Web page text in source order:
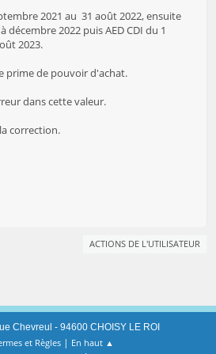
2021 au 31 août 2022, ensuite
décembre 2022 puis AED CDI du 1
2023.
prime de pouvoir d'achat.
dans cette valeur.
correction.
ACTIONS DE L'UTILISATEUR
Chevreul - 94600 CHOISY LE ROI
et Règles| En haut ▲